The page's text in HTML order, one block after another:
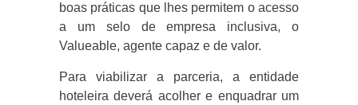
boas práticas que lhes permitem o acesso
a um selo de empresa inclusiva, o
Valueable, agente capaz e de valor.
Para viabilizar a parceria, a entidade
hoteleira deverá acolher e enquadrar um